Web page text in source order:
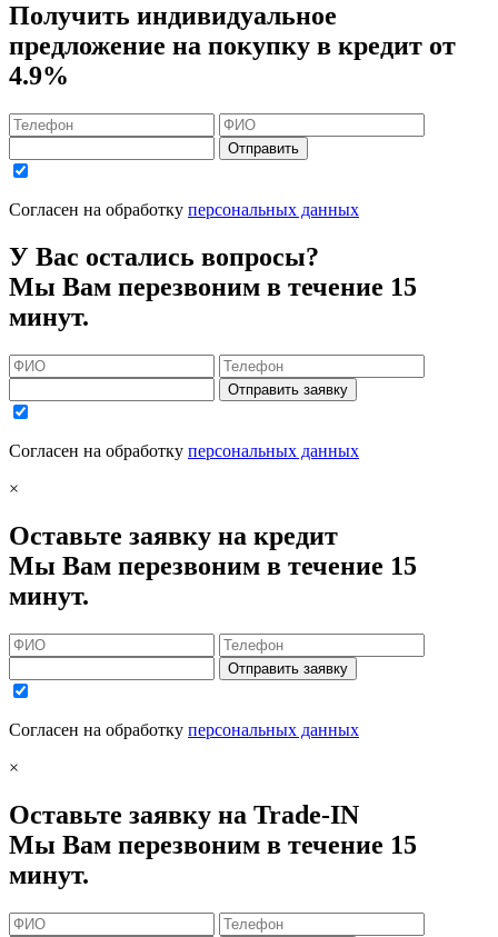
Получить индивидуальное
предложение на покупку в кредит от
4.9%
Отправить
Согласен на обработку персональных данных
У Вас остались вопросы?
Мы Вам перезвоним в течение 15
минут.
Отправить заявку
Согласен на обработку персональных данных
×
Оставьте заявку на кредит
Мы Вам перезвоним в течение 15
минут.
Отправить заявку
Согласен на обработку персональных данных
×
Оставьте заявку на Trade-IN
Мы Вам перезвоним в течение 15
минут.